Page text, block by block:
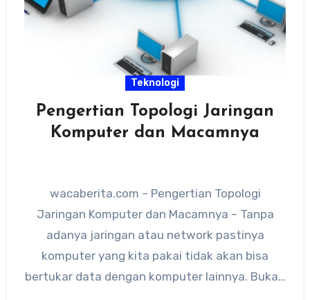
Teknologi
Pengertian Topologi Jaringan
Komputer dan Macamnya
wacaberita.com – Pengertian Topologi
Jaringan Komputer dan Macamnya – Tanpa
adanya jaringan atau network pastinya
komputer yang kita pakai tidak akan bisa
bertukar data dengan komputer lainnya. Bukan